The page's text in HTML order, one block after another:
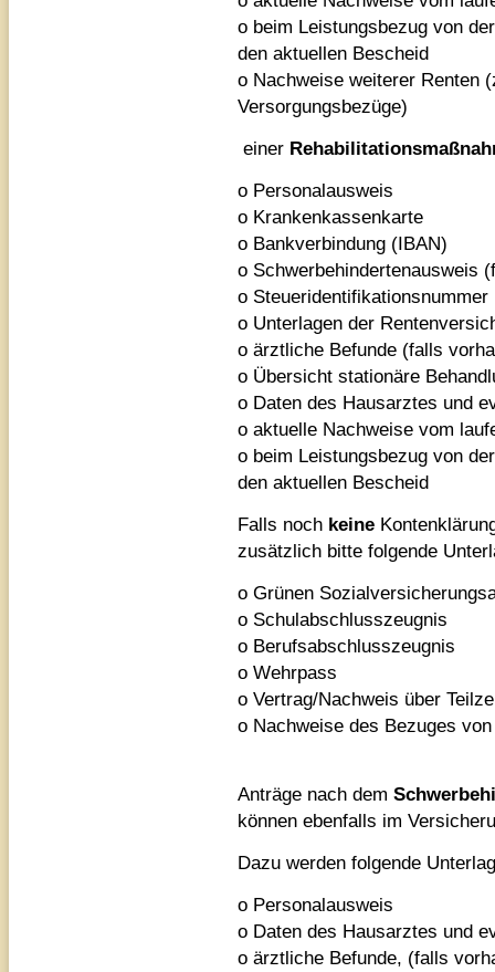
o beim Leistungsbezug von
den aktuellen Bescheid
o Nachweise weiterer Renten
Versorgungsbezüge)
einer
o Personalausweis
o Krankenkassenkarte
o Bankverbindung (IBAN)
o Schwerbehindertenausweis
o Steueridentifikationsnummer
o Unterlagen der
o ärztliche Befunde (falls
o Übersicht stationäre
o Daten des Hausarztes und
o aktuelle Nachweise vom
o beim Leistungsbezug von
den aktuellen Bescheid
Falls noch keine
zusätzlich bitte folgende
o Grünen
o Schulabschlusszeugnis
o Berufsabschlusszeugnis
o Wehrpass
o Vertrag/Nachweis über
o Nachweise des Bezuges
Anträge nach dem
können ebenfalls im
Dazu werden folgende
o Personalausweis
o Daten des Hausarztes und
o ärztliche Befunde, (falls